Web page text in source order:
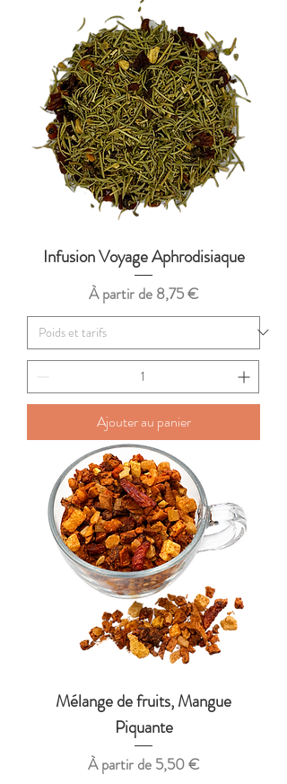
Infusion Voyage Aphrodisiaque
À partir de 8,75 €
Prix promotionnel
Ajouter au panier
Mélange de fruits, Mangue
Piquante
À partir de 5,50 €
Prix promotionnel